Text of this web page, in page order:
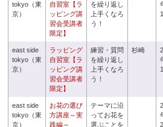
tokyo（東
京）
自習室【ラ
ッピング講
習会受講者
限定】
を繰り返し
上手くなろ
う！
east side
tokyo（東
京）
ラッピング
自習室【ラ
ッピング講
習会受講者
限定】
練習・質問
を繰り返し
上手くなろ
う！
杉崎
east side
tokyo（東
京）
お花の選び
方講座～実
践編～
テーマに沿
ってお花を
選ぶことを